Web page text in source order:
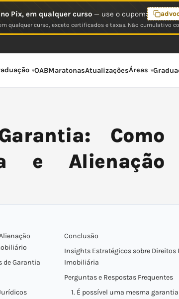
Pix, em qualquer curso— use o cupom:
qualquer curso, exceto certificados e taxas. Não cumulativo
OABMaratonasAtualizaçõesÁreas
Como
e Alienação
de Garantia
Conclusão
Insights Estratégicos sobre Direitos
Imobiliária
Perguntas e Respostas Frequentes
1. É possível uma mesma